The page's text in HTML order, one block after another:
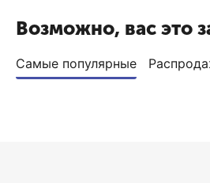
Возможно, вас это
Самые популярные